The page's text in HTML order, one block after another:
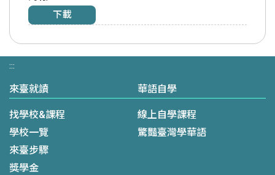
下載
:::
來臺就讀
找學校&課程
學校一覽
來臺步驟
獎學金
華語自學
線上自學課程
驚豔臺灣學華語